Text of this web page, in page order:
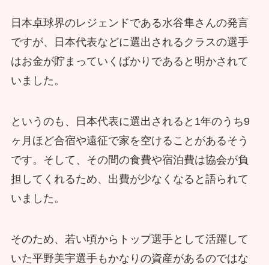
日本卓球界のレジェンドである水谷隼さんの発言
ですが、日本代表などに選出されるクラスの選手
はお金が貯まっていくばかりであると明かされて
いました。
というのも、日本代表に選出されると1年のうち9
ヶ月ほど合宿や遠征で家を空けることがあるそう
です。そして、その間の食費や宿泊費は協会が負
担してくれるため、出費が少なくなると語られて
いました。
そのため、若い頃からトップ選手として活躍して
いた平野美宇選手もかなりの資産があるのではな